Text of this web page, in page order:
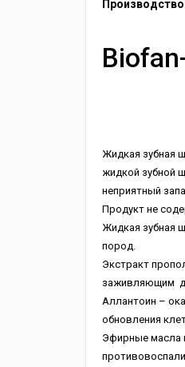
Жидкая зубная
жидкой зубной
неприятный
Продукт не
Жидкая зубная
пород.
Экстракт
заживляющим
Аллантоин –
обновления
Эфирные масла